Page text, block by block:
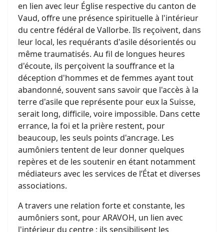
en lien avec leur Église respective du canton de
Vaud, offre une présence spirituelle à l'intérieur
du centre fédéral de Vallorbe. Ils reçoivent, dans
leur local, les requérants d'asile désorientés ou
même traumatisés. Au fil de longues heures
d'écoute, ils perçoivent la souffrance et la
déception d'hommes et de femmes ayant tout
abandonné, souvent sans savoir que l'accès à la
terre d'asile que représente pour eux la Suisse,
serait long, difficile, voire impossible. Dans cette
errance, la foi et la prière restent, pour
beaucoup, les seuls points d'ancrage. Les
aumôniers tentent de leur donner quelques
repères et de les soutenir en étant notamment
médiateurs avec les services de l’État et diverses
associations.
A travers une relation forte et constante, les
aumôniers sont, pour ARAVOH, un lien avec
l'intérieur du centre ; ils sensibilisent les